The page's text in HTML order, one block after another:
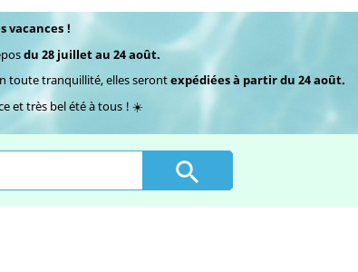
vacances !
du 28 juillet au 24 août.
toute tranquillité, elles serontexpédiées à partir du 24 août.
et très bel été à tous ! ☀️
